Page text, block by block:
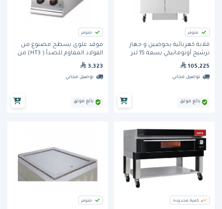
متوفر
قلاية كهربائية بحوضين و جهاز
ترشيح أوتوماتيكي بسعة 15 لتر
105,225
توصيل مجاني
بائع موثق
متوفر
موقد علوي بسطح مصنوع من
الفولاذ المقاوم للصدأ ( HT3) من
3,323
توصيل مجاني
بائع موثق
كمية محدودة متوفر